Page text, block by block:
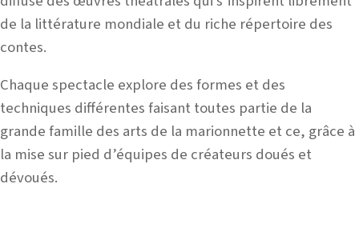
de la littérature mondiale et du riche répertoire des
contes.
Chaque spectacle explore des formes et des
techniques différentes faisant toutes partie de la
grande famille des arts de la marionnette et ce, grâce à
la mise sur pied d’équipes de créateurs doués et
dévoués.